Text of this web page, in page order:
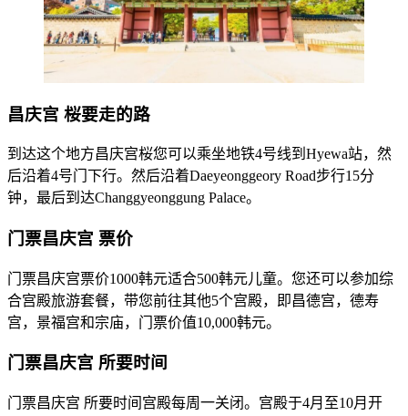
昌庆宫 桜要走的路
到达这个地方昌庆宫桜您可以乘坐地铁4号线到Hyewa站，然
后沿着4号门下行。然后沿着Daeyeonggeory Road步行15分
钟，最后到达Changgyeonggung Palace。
门票昌庆宫 票价
门票昌庆宫票价1000韩元适合500韩元儿童。您还可以参加综
合宫殿旅游套餐，带您前往其他5个宫殿，即昌德宫，德寿
宫，景福宫和宗庙，门票价值10,000韩元。
门票昌庆宫 所要时间
门票昌庆宫 所要时间宫殿每周一关闭。宫殿于4月至10月开